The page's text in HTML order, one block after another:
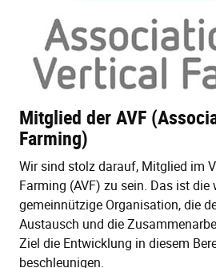
Mitglied der AVF
Farming)
Wir sind stolz darauf, Mitglied im
Farming (AVF) zu sein. Das ist
gemeinnützige Organisation, die
Austausch und die
Ziel die Entwicklung in diesem
beschleunigen.